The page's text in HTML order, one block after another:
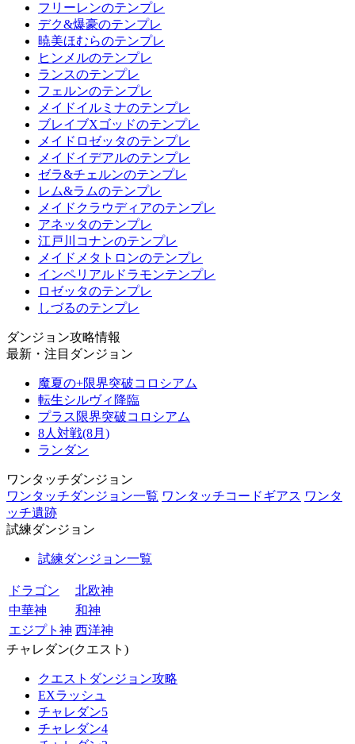
フリーレンのテンプレ
デク&爆豪のテンプレ
暁美ほむらのテンプレ
ヒンメルのテンプレ
ランスのテンプレ
フェルンのテンプレ
メイドイルミナのテンプレ
ブレイブXゴッドのテンプレ
メイドロゼッタのテンプレ
メイドイデアルのテンプレ
ゼラ&チェルンのテンプレ
レム&ラムのテンプレ
メイドクラウディアのテンプレ
アネッタのテンプレ
江戸川コナンのテンプレ
メイドメタトロンのテンプレ
インペリアルドラモンテンプレ
ロゼッタのテンプレ
しづるのテンプレ
ダンジョン攻略情報
最新・注目ダンジョン
魔夏の+限界突破コロシアム
転生シルヴィ降臨
プラス限界突破コロシアム
8人対戦(8月)
ランダン
ワンタッチダンジョン
ワンタッチダンジョン一覧 ワンタッチコードギアス ワンタ
ッチ遺跡
試練ダンジョン
試練ダンジョン一覧
ドラゴン
北欧神
中華神
和神
エジプト神 西洋神
チャレダン(クエスト)
クエストダンジョン攻略
EXラッシュ
チャレダン5
チャレダン4